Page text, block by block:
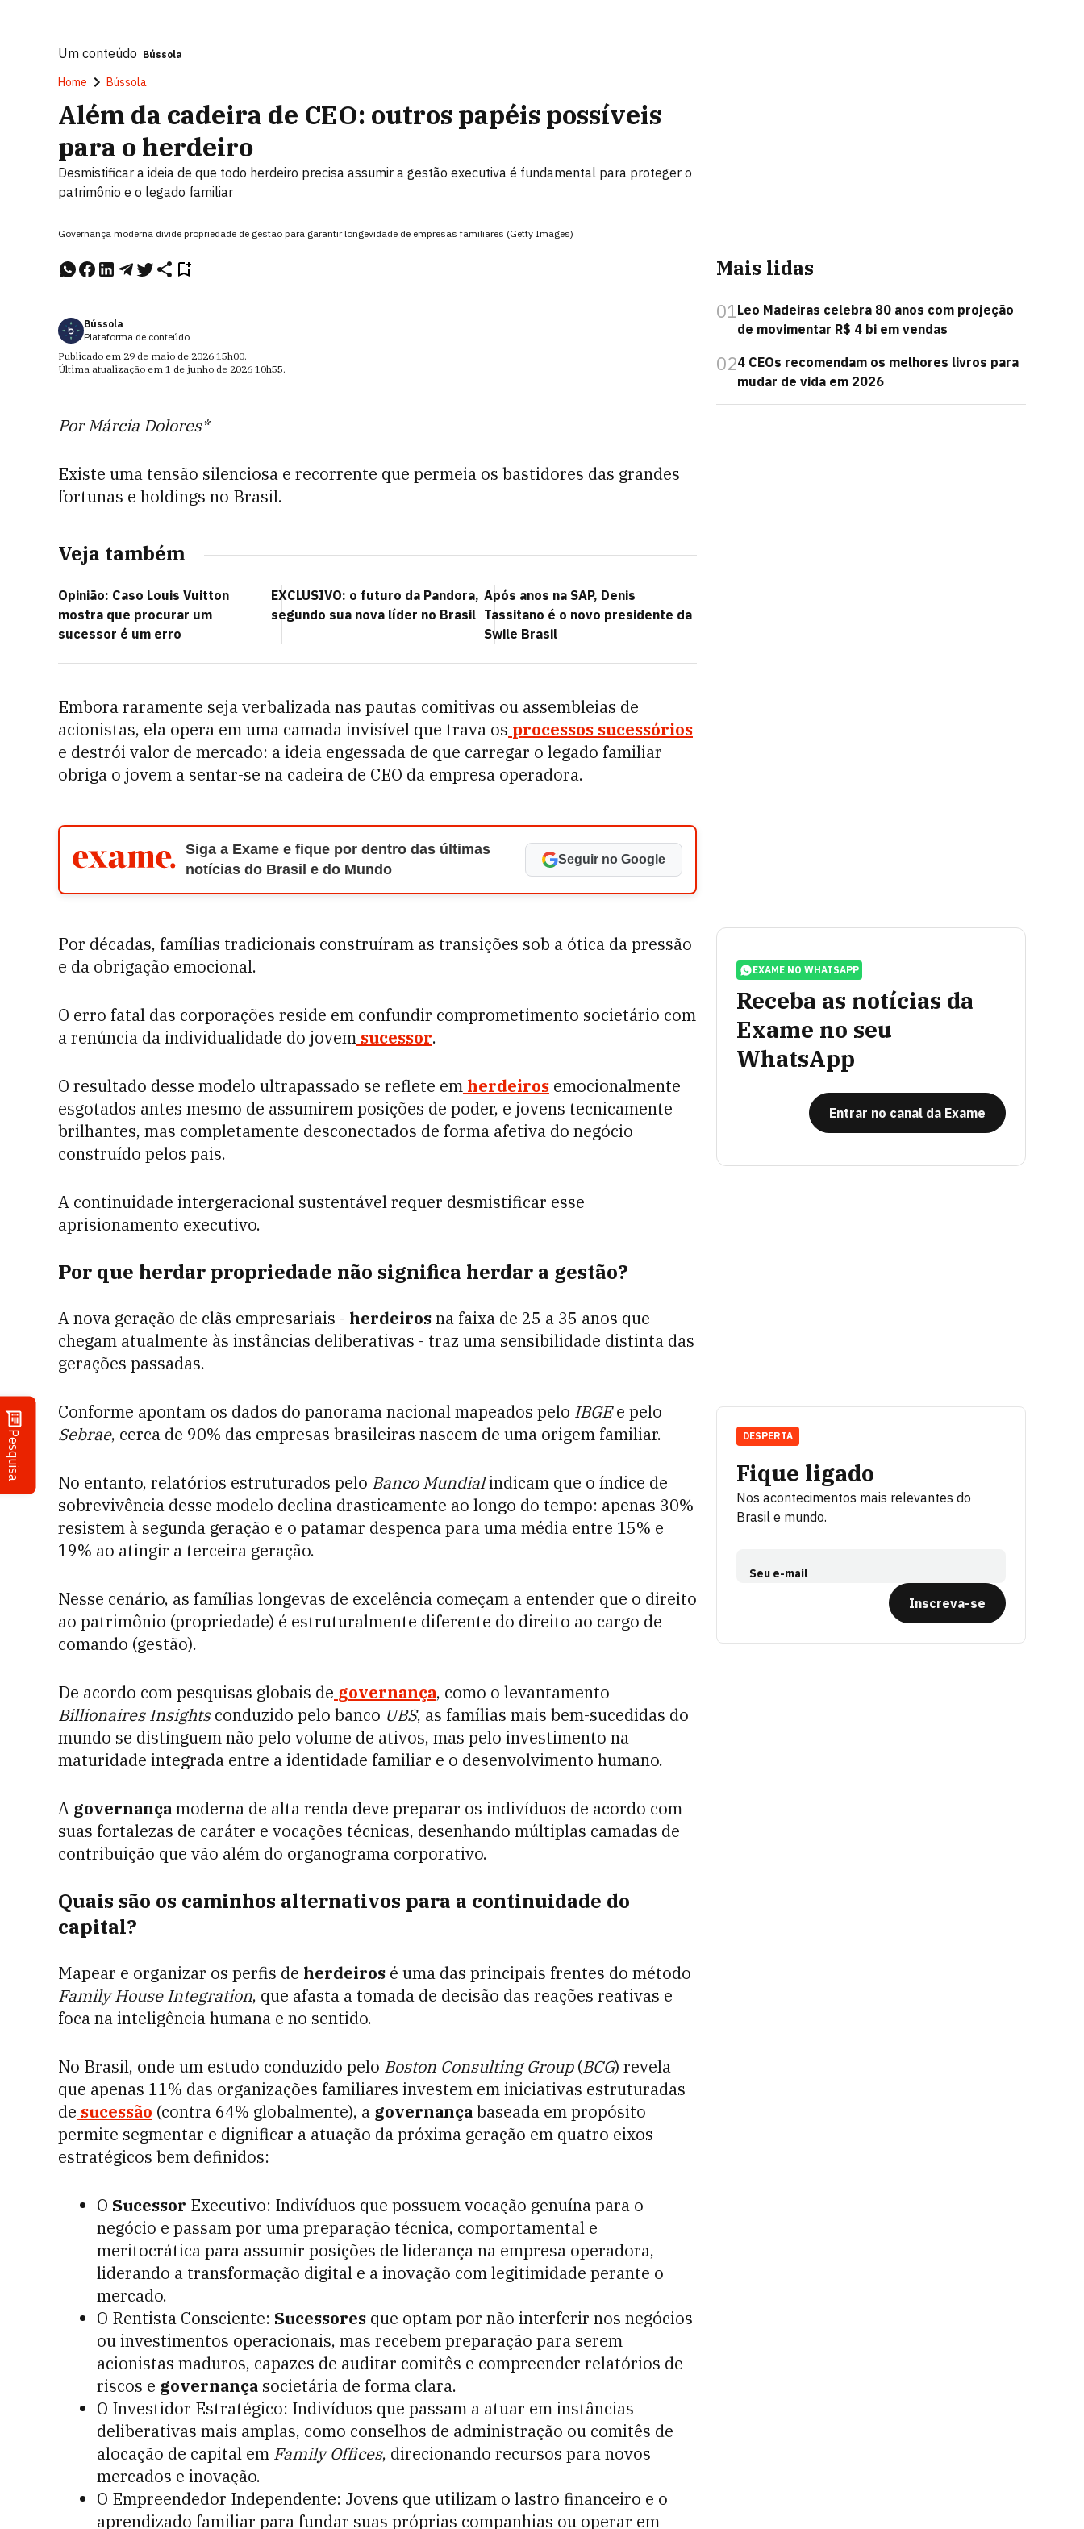
Pesquisa
Um conteúdo Bússola
Home Bússola
Além da cadeira de CEO: outros papéis possíveis
para o herdeiro
Desmistificar a ideia de que todo herdeiro precisa assumir a gestão executiva é fundamental para proteger o
patrimônio e o legado familiar
Governança moderna divide propriedade de gestão para garantir longevidade de empresas familiares (Getty Images)
Bússola
Plataforma de conteúdo
Publicado em 29 de maio de 2026 15h00.
Última atualização em 1 de junho de 2026 10h55.
Por Márcia Dolores*
Existe uma tensão silenciosa e recorrente que permeia os bastidores das grandes
fortunas e holdings no Brasil.
Veja também
Opinião: Caso Louis Vuitton
mostra que procurar um
sucessor é um erro
EXCLUSIVO: o futuro da Pandora,
segundo sua nova líder no Brasil
Após anos na SAP, Denis
Tassitano é o novo presidente da
Swile Brasil
Embora raramente seja verbalizada nas pautas comitivas ou assembleias de
acionistas, ela opera em uma camada invisível que trava os processos sucessórios
e destrói valor de mercado: a ideia engessada de que carregar o legado familiar
obriga o jovem a sentar-se na cadeira de CEO da empresa operadora.
Siga a Exame e fique por dentro das últimas
notícias do Brasil e do Mundo
Seguir no Google
Por décadas, famílias tradicionais construíram as transições sob a ótica da pressão
e da obrigação emocional.
O erro fatal das corporações reside em confundir comprometimento societário com
a renúncia da individualidade do jovem sucessor.
O resultado desse modelo ultrapassado se reflete em herdeiros emocionalmente
esgotados antes mesmo de assumirem posições de poder, e jovens tecnicamente
brilhantes, mas completamente desconectados de forma afetiva do negócio
construído pelos pais.
A continuidade intergeracional sustentável requer desmistificar esse
aprisionamento executivo.
Por que herdar propriedade não significa herdar a gestão?
A nova geração de clãs empresariais - herdeirosna faixa de 25 a 35 anos que
chegam atualmente às instâncias deliberativas - traz uma sensibilidade distinta das
gerações passadas.
Conforme apontam os dados do panorama nacional mapeados pelo IBGEe pelo
Sebrae, cerca de 90% das empresas brasileiras nascem de uma origem familiar.
No entanto, relatórios estruturados pelo Banco Mundialindicam que o índice de
sobrevivência desse modelo declina drasticamente ao longo do tempo: apenas 30%
resistem à segunda geração e o patamar despenca para uma média entre 15% e
19% ao atingir a terceira geração.
Nesse cenário, as famílias longevas de excelência começam a entender que o direito
ao patrimônio (propriedade) é estruturalmente diferente do direito ao cargo de
comando (gestão).
De acordo com pesquisas globais de governança, como o levantamento
Billionaires Insightsconduzido pelo banco UBS, as famílias mais bem-sucedidas do
mundo se distinguem não pelo volume de ativos, mas pelo investimento na
maturidade integrada entre a identidade familiar e o desenvolvimento humano.
A governançamoderna de alta renda deve preparar os indivíduos de acordo com
suas fortalezas de caráter e vocações técnicas, desenhando múltiplas camadas de
contribuição que vão além do organograma corporativo.
Quais são os caminhos alternativos para a continuidade do
capital?
Mapear e organizar os perfis de herdeiros é uma das principais frentes do método
Family House Integration, que afasta a tomada de decisão das reações reativas e
foca na inteligência humana e no sentido.
No Brasil, onde um estudo conduzido pelo Boston Consulting Group(BCG) revela
que apenas 11% das organizações familiares investem em iniciativas estruturadas
de sucessão (contra 64% globalmente), a governançabaseada em propósito
permite segmentar e dignificar a atuação da próxima geração em quatro eixos
estratégicos bem definidos:
O Sucessor Executivo: Indivíduos que possuem vocação genuína para o
negócio e passam por uma preparação técnica, comportamental e
meritocrática para assumir posições de liderança na empresa operadora,
liderando a transformação digital e a inovação com legitimidade perante o
mercado.
O Rentista Consciente: Sucessores que optam por não interferir nos negócios
ou investimentos operacionais, mas recebem preparação para serem
acionistas maduros, capazes de auditar comitês e compreender relatórios de
riscos e governança societária de forma clara.
O Investidor Estratégico: Indivíduos que passam a atuar em instâncias
deliberativas mais amplas, como conselhos de administração ou comitês de
alocação de capital em Family Offices, direcionando recursos para novos
mercados e inovação.
O Empreendedor Independente: Jovens que utilizam o lastro financeiro e o
aprendizado familiar para fundar suas próprias companhias ou operar em
Mais lidas
01Leo Madeiras celebra 80 anos com projeção
de movimentar R$ 4 bi em vendas
024 CEOs recomendam os melhores livros para
mudar de vida em 2026
EXAME NO WHATSAPP
Receba as notícias da
Exame no seu
WhatsApp
Entrar no canal da Exame
Fique ligado
Nos acontecimentos mais relevantes do
Brasil e mundo.
Seu e-mail
Inscreva-se
DESPERTA